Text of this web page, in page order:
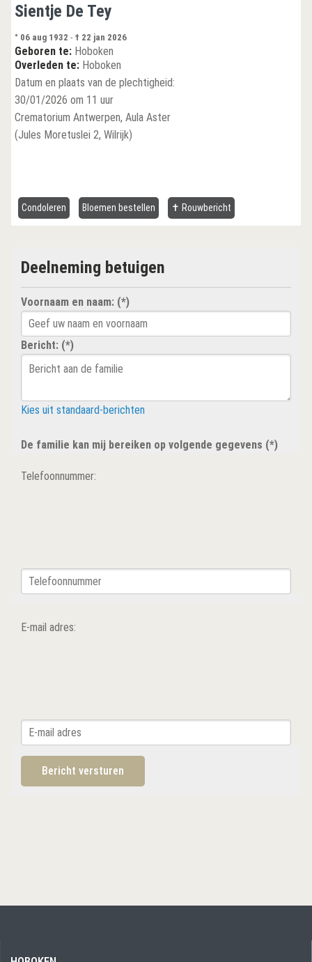
Sientje De Tey
° 06 aug 1932 - † 22 jan 2026
Geboren te: Hoboken
Overleden te: Hoboken
Datum en plaats van de plechtigheid:
30/01/2026 om 11 uur
Crematorium Antwerpen, Aula Aster
(Jules Moretuslei 2, Wilrijk)
Condoleren Bloemen bestellen ✝ Rouwbericht
Deelneming betuigen
Voornaam en naam: (*)
Bericht: (*)
Kies uit standaard-berichten
De familie kan mij bereiken op volgende gegevens (*)
Telefoonnummer:
E-mail adres: